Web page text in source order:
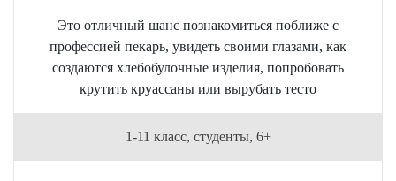
Это отличный шанс познакомиться поближе с
профессией пекарь, увидеть своими глазами, как
создаются хлебобулочные изделия, попробовать
крутить круассаны или вырубать тесто
1-11 класс, студенты, 6+